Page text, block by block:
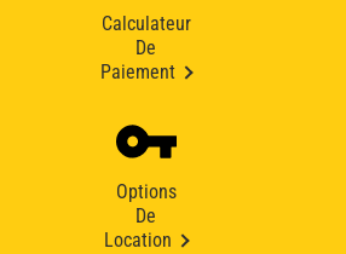
Calculateur
De
Paiement
Options
De
Location